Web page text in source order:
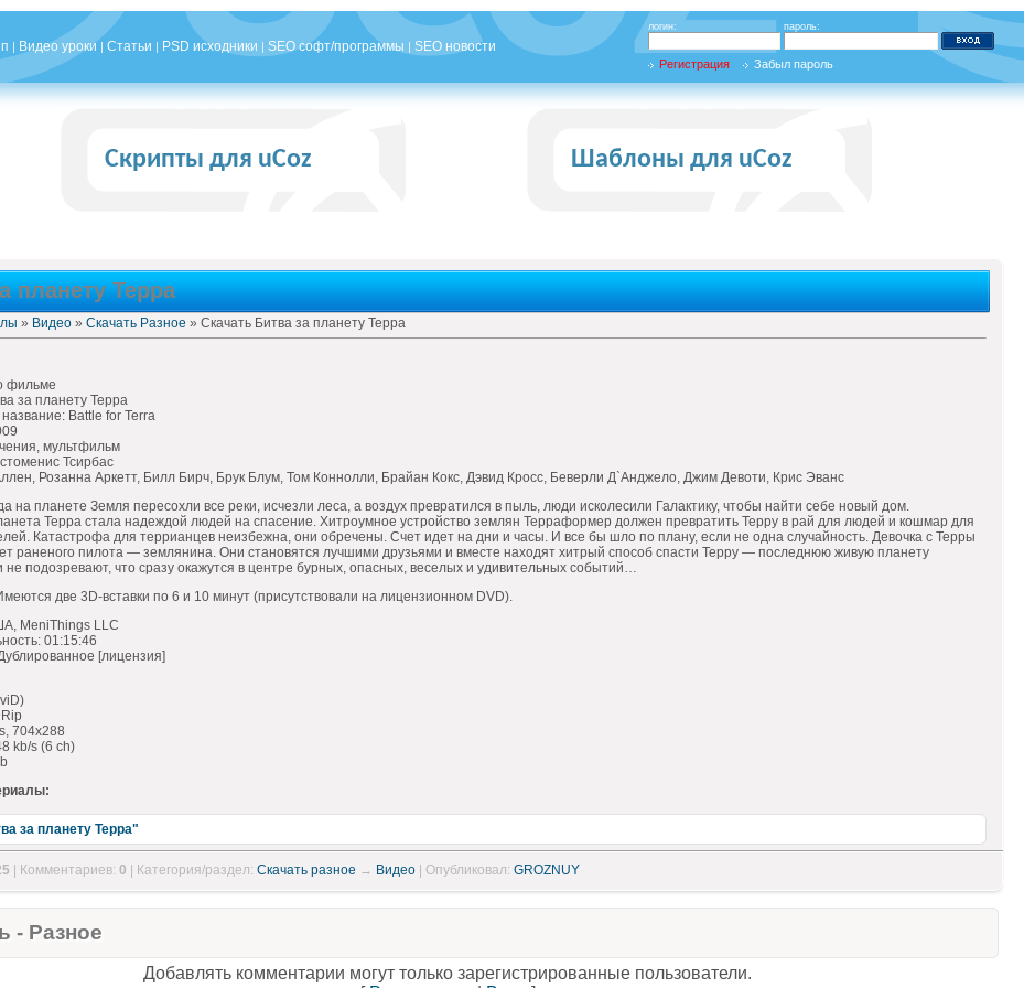
| Видео уроки | Статьи | PSD исходники | SEO софт/программы | SEO новости
логин: пароль:
Регистрация Забыл пароль
Скрипты для uCoz Шаблоны для uCoz
планету Терра
» Видео » Скачать Разное » Скачать Битва за планету Терра
фильме
за планету Терра
Battle for Terra
мультфильм
Тсирбас
Розанна Аркетт, Билл Бирч, Брук Блум, Том Коннолли, Брайан Кокс, Дэвид Кросс, Беверли Д`Анджело, Джим Девоти, Крис Эванс
на планете Земля пересохли все реки, исчезли леса, а воздух превратился в пыль, люди исколесили Галактику, чтобы найти себе новый дом.
Терра стала надеждой людей на спасение. Хитроумное устройство землян Терраформер должен превратить Терру в рай для людей и кошмар для
Катастрофа для террианцев неизбежна, они обречены. Счет идет на дни и часы. И все бы шло по плану, если не одна случайность. Девочка с Терры
раненого пилота — землянина. Они становятся лучшими друзьями и вместе находят хитрый способ спасти Терру — последнюю живую планету
не подозревают, что сразу окажутся в центре бурных, опасных, веселых и удивительных событий…
две 3D-вставки по 6 и 10 минут (присутствовали на лицензионном DVD).
MeniThings LLC
01:15:46
[лицензия]
704x288
kb/s (6 ch)
за планету Терра"
| Комментариев: 0 | Категория/раздел: Скачать разное → Видео | Опубликовал: GROZNUY
- Разное
Добавлять комментарии могут только зарегистрированные пользователи.